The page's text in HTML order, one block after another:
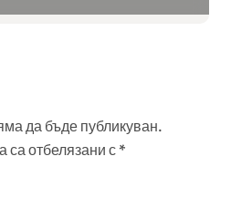
да бъде публикуван.
са отбелязани с *